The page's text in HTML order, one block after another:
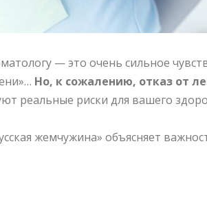
— это очень сильное
Но, к сожалению, отказ от
реальные риски для вашего
жемчужина» объясняет